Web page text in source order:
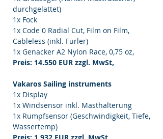
durchgelattet)
1x Fock
1x Code 0 Radial Cut, Film on Film,
Cableless (inkl. Furler)
1x Genacker A2 Nylon Race, 0,75 oz,
Preis: 14.550 EUR zzgl. MwSt,
Vakaros Sailing instruments
1x Display
1x Windsensor inkl. Masthalterung
1x Rumpfsensor (Geschwindigkeit, Tiefe,
Wassertemp)